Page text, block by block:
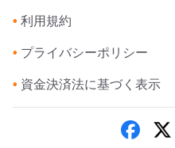
• 利用規約
• プライバシーポリシー
• 資金決済法に基づく表示